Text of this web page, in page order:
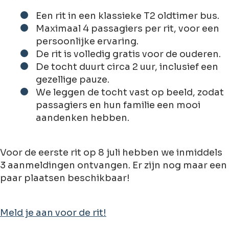
Een rit in een klassieke T2 oldtimer bus.
Maximaal 4 passagiers per rit, voor een
persoonlijke ervaring.
De rit is volledig gratis voor de ouderen.
De tocht duurt circa 2 uur, inclusief een
gezellige pauze.
We leggen de tocht vast op beeld, zodat
passagiers en hun familie een mooi
aandenken hebben.
Voor de eerste rit op 8 juli hebben we inmiddels
3 aanmeldingen ontvangen. Er zijn nog maar een
paar plaatsen beschikbaar!
Meld je aan voor de rit!